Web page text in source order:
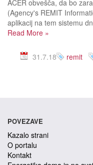
ACER obvešča, da bo
(Agency's REMIT
aplikacij na tem sistemu
Read More »
31.7.18 remit
POVEZAVE
Kazalo strani
O portalu
Kontakt